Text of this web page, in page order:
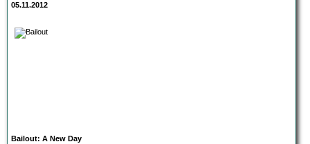
05.11.2012
Bailout: A New Day